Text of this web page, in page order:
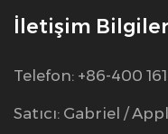
İletişim
Telefon: +86-400
Satıcı: Gabriel /